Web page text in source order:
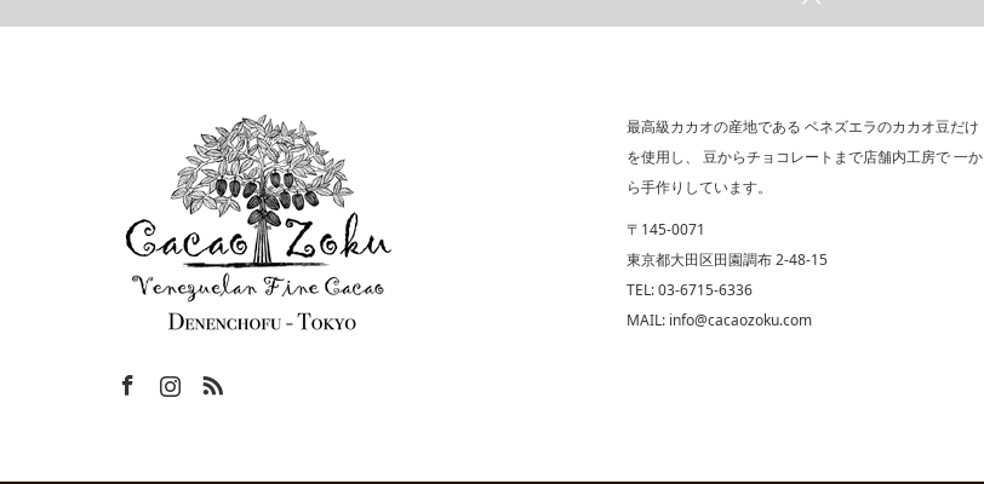
最高級カカオの産地である ベネズエラのカカオ豆だけ
を使用し、 豆からチョコレートまで店舗内工房で 一か
ら手作りしています。
〒145-0071
東京都大田区田園調布 2-48-15
TEL: 03-6715-6336
MAIL: info@cacaozoku.com